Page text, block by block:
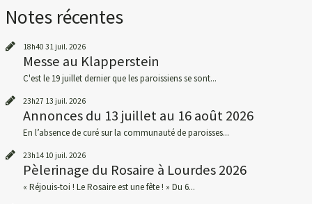
Notes récentes
18h40 31 juil. 2026
Messe au Klapperstein
C'est le 19 juillet dernier que les paroissiens se sont...
23h27 13 juil. 2026
Annonces du 13 juillet au 16 août 2026
En l’absence de curé sur la communauté de paroisses...
23h14 10 juil. 2026
Pèlerinage du Rosaire à Lourdes 2026
« Réjouis-toi ! Le Rosaire est une fête ! » Du 6...